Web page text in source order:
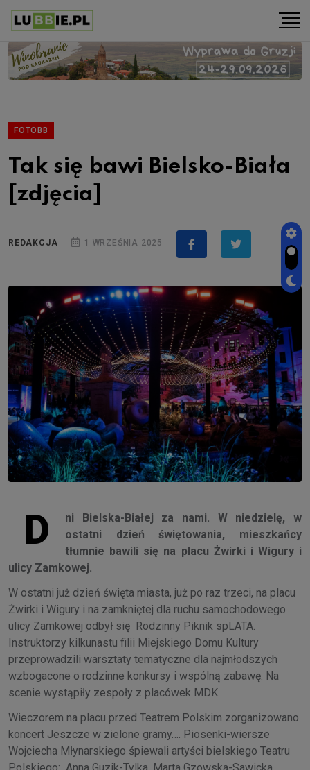
FOTOBB
Tak się bawi Bielsko-Biała
[zdjęcia]
REDAKCJA 1 WRZEŚNIA 2025
D
ni Bielska-Białej za nami. W niedzielę, w
ostatni dzień świętowania, mieszkańcy
tłumnie bawili się na placu Żwirki i Wigury i
ulicy Zamkowej.
W ostatni już dzień święta miasta, już po raz trzeci, na placu
Żwirki i Wigury i na zamkniętej dla ruchu samochodowego
ulicy Zamkowej odbył się Rodzinny Piknik spLATA.
Instruktorzy kilkunastu filii Miejskiego Domu Kultury
przeprowadzili warsztaty tematyczne dla najmłodszych
wzbogacone o rodzinne konkursy i wspólną zabawę. Na
scenie wystąpiły zespoły z placówek MDK.
Wieczorem na placu przed Teatrem Polskim zorganizowano
koncert Jeszcze w zielone gramy…. Piosenki-wiersze
Wojciecha Młynarskiego śpiewali artyści bielskiego Teatru